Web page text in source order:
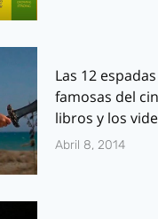
Las 12
famosas del
libros y los
Abril 8, 2014